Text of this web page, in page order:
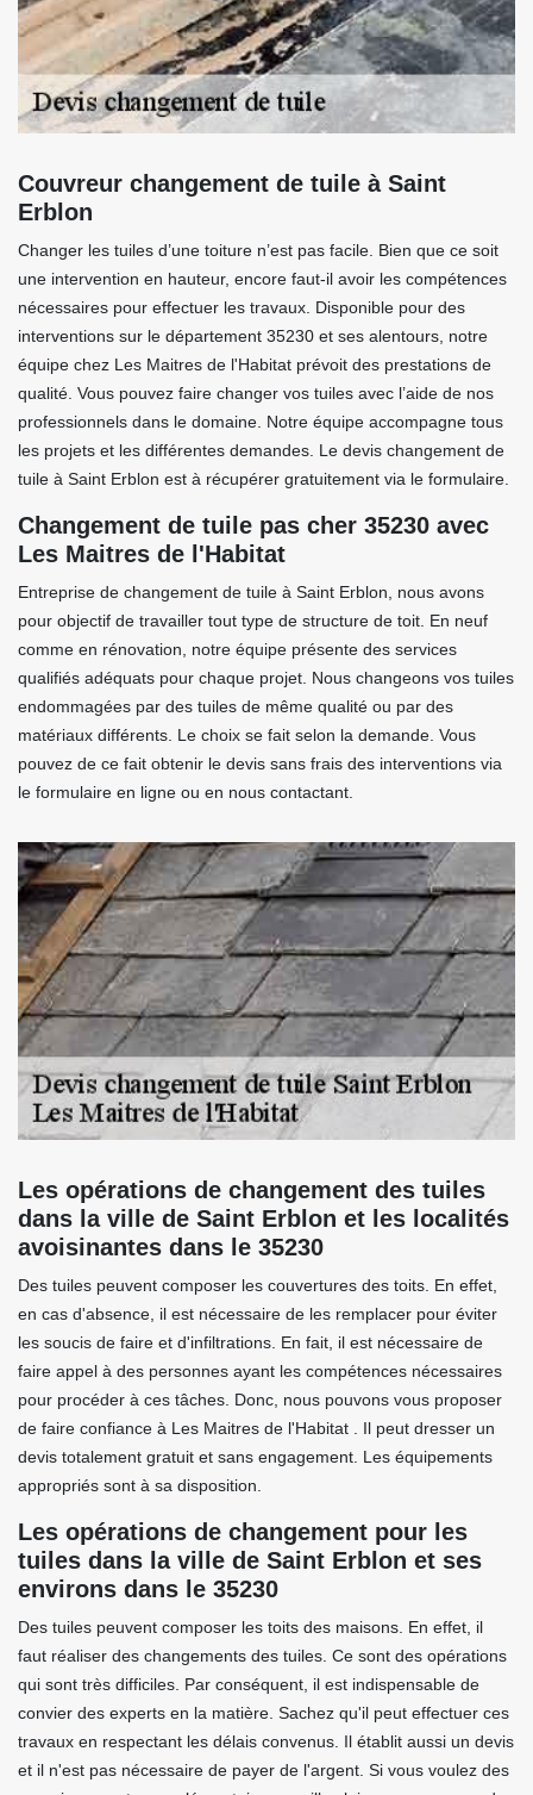
Couvreur changement de tuile à Saint
Erblon
Changer les tuiles d’une toiture n’est pas facile. Bien que ce soit
une intervention en hauteur, encore faut-il avoir les compétences
nécessaires pour effectuer les travaux. Disponible pour des
interventions sur le département 35230 et ses alentours, notre
équipe chez Les Maitres de l'Habitat prévoit des prestations de
qualité. Vous pouvez faire changer vos tuiles avec l’aide de nos
professionnels dans le domaine. Notre équipe accompagne tous
les projets et les différentes demandes. Le devis changement de
tuile à Saint Erblon est à récupérer gratuitement via le formulaire.
Changement de tuile pas cher 35230 avec
Les Maitres de l'Habitat
Entreprise de changement de tuile à Saint Erblon, nous avons
pour objectif de travailler tout type de structure de toit. En neuf
comme en rénovation, notre équipe présente des services
qualifiés adéquats pour chaque projet. Nous changeons vos tuiles
endommagées par des tuiles de même qualité ou par des
matériaux différents. Le choix se fait selon la demande. Vous
pouvez de ce fait obtenir le devis sans frais des interventions via
le formulaire en ligne ou en nous contactant.
Les opérations de changement des tuiles
dans la ville de Saint Erblon et les localités
avoisinantes dans le 35230
Des tuiles peuvent composer les couvertures des toits. En effet,
en cas d'absence, il est nécessaire de les remplacer pour éviter
les soucis de faire et d'infiltrations. En fait, il est nécessaire de
faire appel à des personnes ayant les compétences nécessaires
pour procéder à ces tâches. Donc, nous pouvons vous proposer
de faire confiance à Les Maitres de l'Habitat . Il peut dresser un
devis totalement gratuit et sans engagement. Les équipements
appropriés sont à sa disposition.
Les opérations de changement pour les
tuiles dans la ville de Saint Erblon et ses
environs dans le 35230
Des tuiles peuvent composer les toits des maisons. En effet, il
faut réaliser des changements des tuiles. Ce sont des opérations
qui sont très difficiles. Par conséquent, il est indispensable de
convier des experts en la matière. Sachez qu'il peut effectuer ces
travaux en respectant les délais convenus. Il établit aussi un devis
et il n'est pas nécessaire de payer de l'argent. Si vous voulez des